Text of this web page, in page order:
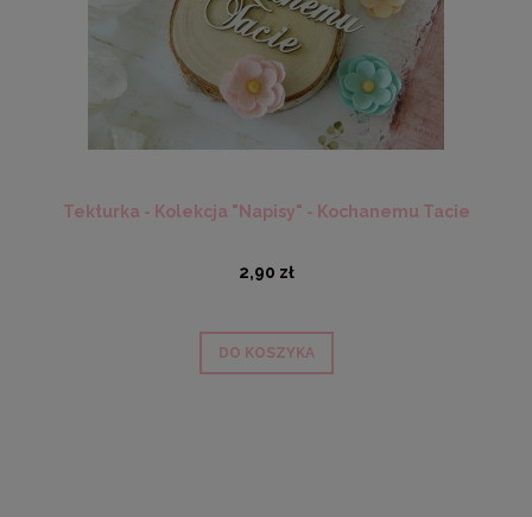
Tekturka - Kolekcja "Napisy" - Kochanemu Tacie
2,90 zł
DO KOSZYKA